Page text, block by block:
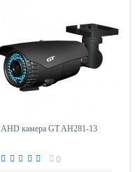
AHD камера GT AH281-13
0